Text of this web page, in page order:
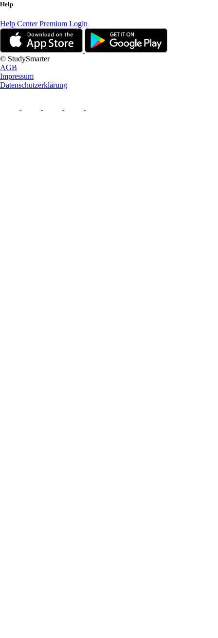
Help
Help CenterPremium Login
© StudySmarter
AGB
Impressum
Datenschutzerklärung